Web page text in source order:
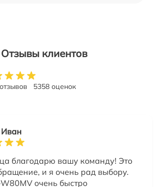
Отзывы клиентов
5358 оценок
благодарю вашу команду! Это
и я очень рад выбору.
очень быстро